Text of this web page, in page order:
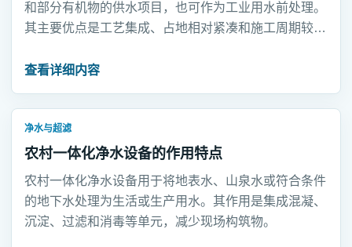
和部分有机物的供水项目，也可作为工业用水前处理。
其主要优点是工艺集成、占地相对紧凑和施工周期较
查看详细内容
净水与超滤
农村一体化净水设备的作用特点
农村一体化净水设备用于将地表水、山泉水或符合条件
的地下水处理为生活或生产用水。其作用是集成混凝、
沉淀、过滤和消毒等单元，减少现场构筑物。